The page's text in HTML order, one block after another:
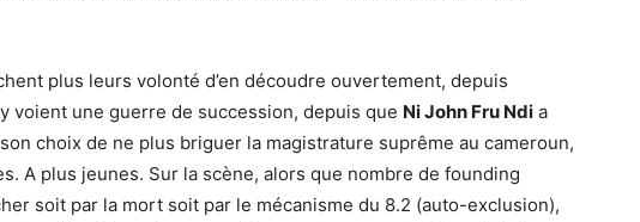
plus leurs volonté d’en découdre ouvertement, depuis
voient une guerre de succession, depuis que Ni John Fru Ndi a
choix de ne plus briguer la magistrature suprême au cameroun,
A plus jeunes. Sur la scène, alors que nombre de founding
soit par la mort soit par le mécanisme du 8.2 (auto-exclusion),